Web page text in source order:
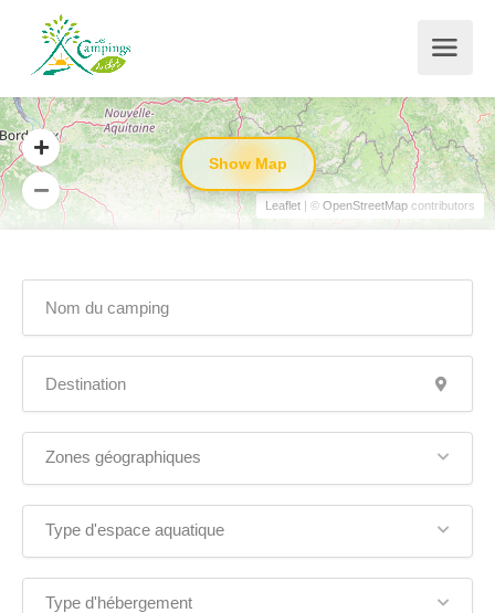
Zones géographiques
Type d'espace aquatique
Type d'hébergement
5
Leaflet | © OpenStreetMap contributors
Show Map